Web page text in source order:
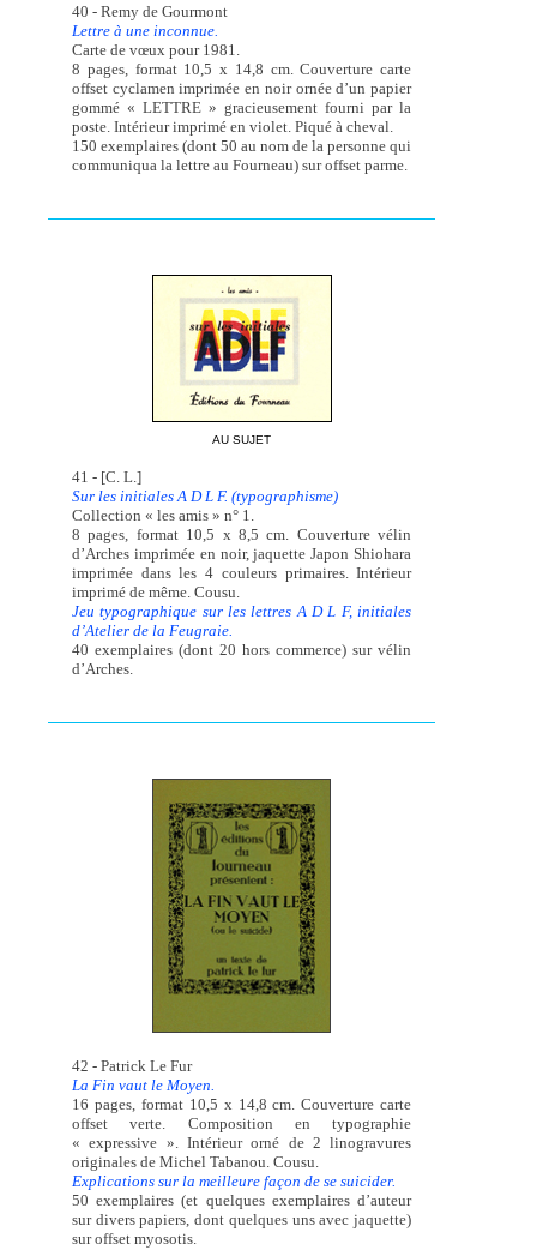
40 - Remy de Gourmont
Lettre à une inconnue.
Carte de vœux pour 1981.
8 pages, format 10,5 x 14,8 cm. Couverture carte
offset cyclamen imprimée en noir ornée d’un papier
gommé « LETTRE » gracieusement fourni par la
poste. Intérieur imprimé en violet. Piqué à cheval.
150 exemplaires (dont 50 au nom de la personne qui
communiqua la lettre au Fourneau) sur offset parme.
AU SUJET
41 - [C. L.]
Sur les initiales A D L F. (typographisme)
Collection « les amis » n° 1.
8 pages, format 10,5 x 8,5 cm. Couverture vélin
d’Arches imprimée en noir, jaquette Japon Shiohara
imprimée dans les 4 couleurs primaires. Intérieur
imprimé de même. Cousu.
Jeu typographique sur les lettres A D L F, initiales
d’Atelier de la Feugraie.
40 exemplaires (dont 20 hors commerce) sur vélin
d’Arches.
42 - Patrick Le Fur
La Fin vaut le Moyen.
16 pages, format 10,5 x 14,8 cm. Couverture carte
offset verte. Composition en typographie
« expressive ». Intérieur orné de 2 linogravures
originales de Michel Tabanou. Cousu.
Explications sur la meilleure façon de se suicider.
50 exemplaires (et quelques exemplaires d’auteur
sur divers papiers, dont quelques uns avec jaquette)
sur offset myosotis.